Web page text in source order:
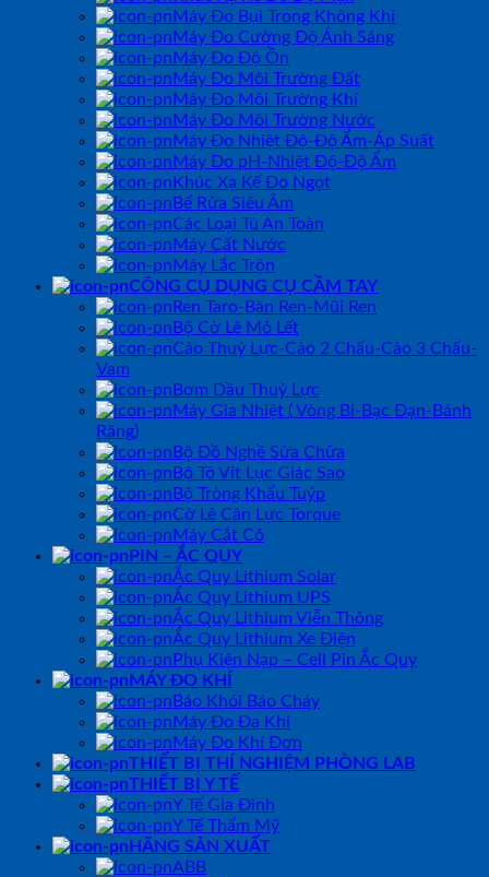
Máy Đo Bụi Trong Không Khí
Máy Đo Cường Độ Ánh Sáng
Máy Đo Độ Ồn
Máy Đo Môi Trường Đất
Máy Đo Môi Trường Khí
Máy Đo Môi Trường Nước
Máy Đo Nhiệt Độ-Độ Ẩm-Áp Suất
Máy Đo pH-Nhiệt Độ-Độ Ẩm
Khúc Xạ Kế Đo Ngọt
Bể Rửa Siêu Âm
Các Loại Tủ An Toàn
Máy Cất Nước
Máy Lắc Trộn
CÔNG CỤ DỤNG CỤ CẦM TAY
Ren Taro-Bàn Ren-Mũi Ren
Bộ Cờ Lê Mỏ Lết
Cảo Thuỷ Lực-Cảo 2 Chấu-Cảo 3 Chấu-
Vam
Bơm Dầu Thuỷ Lực
Máy Gia Nhiệt ( Vòng Bi-Bạc Đạn-Bánh
Răng)
Bộ Đồ Nghề Sửa Chữa
Bộ Tô Vít Lục Giác Sao
Bộ Tròng Khẩu Tuýp
Cờ Lê Cân Lực Torque
Máy Cắt Cỏ
PIN – ẮC QUY
Ắc Quy Lithium Solar
Ắc Quy Lithium UPS
Ắc Quy Lithium Viễn Thông
Ắc Quy Lithium Xe Điện
Phụ Kiện Nạp – Cell Pin Ắc Quy
MÁY ĐO KHÍ
Báo Khói Báo Cháy
Máy Đo Đa Khí
Máy Đo Khí Đơn
THIẾT BỊ THÍ NGHIỆM PHÒNG LAB
THIẾT BỊ Y TẾ
Y Tế Gia Đình
Y Tế Thẩm Mỹ
HÃNG SẢN XUẤT
ABB